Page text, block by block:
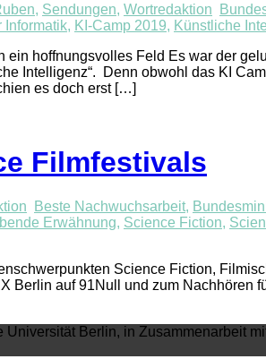
, Sendungen, Wortredaktion
Informatik, KI-Camp 2019, Künstliche
hoffnungsvolles Feld Es war der
Intelligenz“. Denn obwohl das KI
es doch erst […]
Filmfestivals
Beste Nachwuchsarbeit,
Erwähnung, Science Fiction,
Science Fiction,
Berlin auf 91Null und zum Nachhören
Berlin, in Zusammenarbeit